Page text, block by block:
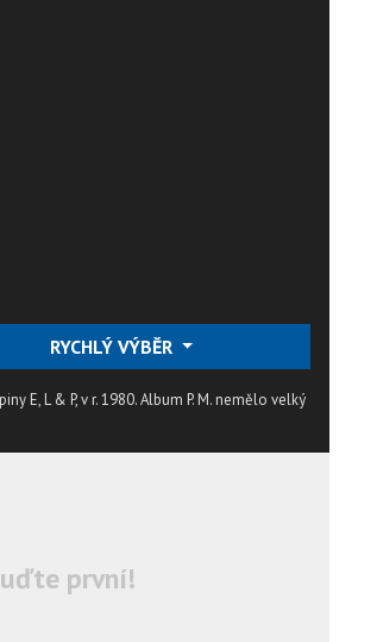
RYCHLÝ VÝBĚR
E, L & P, v r. 1980. Album P. M. nemělo velký
první!